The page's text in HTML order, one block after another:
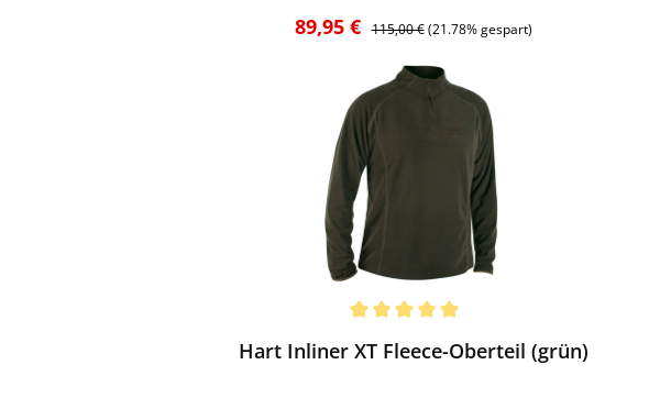
Verkaufspreis:
89,95 € Regulärer Preis:
115,00 € (21.78% gespart)
Hart Inliner XT Fleece-Oberteil (grün)